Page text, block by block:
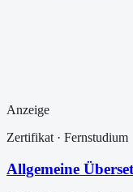
Anzeige
Zertifikat· Fernstudium
Allgemeine